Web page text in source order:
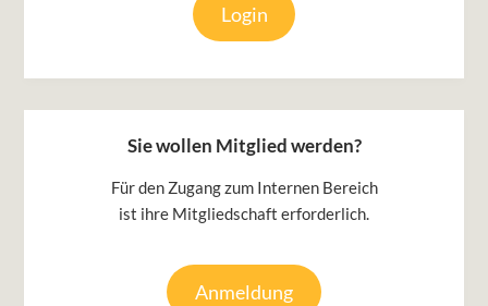
Login
Sie wollen Mitglied werden?
Für den Zugang zum Internen Bereich
ist ihre Mitgliedschaft erforderlich.
Anmeldung